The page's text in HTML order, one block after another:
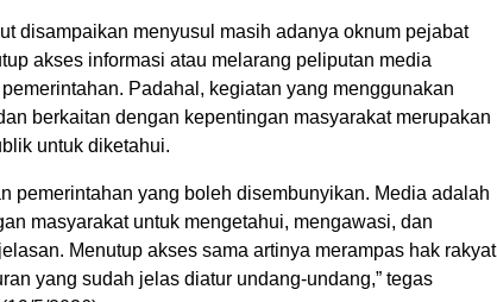
disampaikan menyusul masih adanya oknum pejabat
akses informasi atau melarang peliputan media
Padahal, kegiatan yang menggunakan
berkaitan dengan kepentingan masyarakat merupakan
untuk diketahui.
pemerintahan yang boleh disembunyikan. Media adalah
masyarakat untuk mengetahui, mengawasi, dan
Menutup akses sama artinya merampas hak rakyat
yang sudah jelas diatur undang-undang,” tegas